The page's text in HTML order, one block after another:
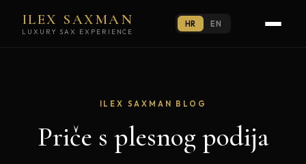
ILEX SAXMAN
LUXURY SAX EXPERIENCE
HR EN
ILEX SAXMAN BLOG
Priče s plesnog podija